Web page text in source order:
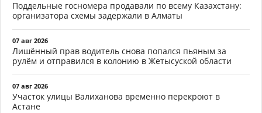
Поддельные госномера продавали по всему Казахстану:
организатора схемы задержали в Алматы
07 авг 2026
Лишённый прав водитель снова попался пьяным за
рулём и отправился в колонию в Жетысуской области
07 авг 2026
Участок улицы Валиханова временно перекроют в
Астане